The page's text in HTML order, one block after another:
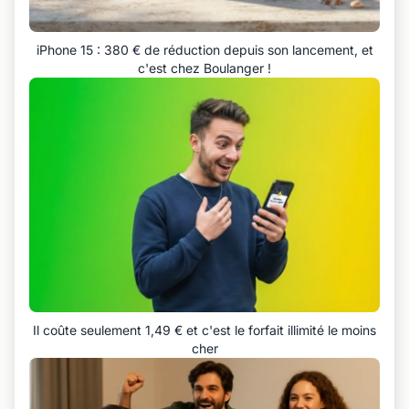
iPhone 15 : 380 € de réduction depuis son lancement, et
c'est chez Boulanger !
Il coûte seulement 1,49 € et c'est le forfait illimité le moins
cher